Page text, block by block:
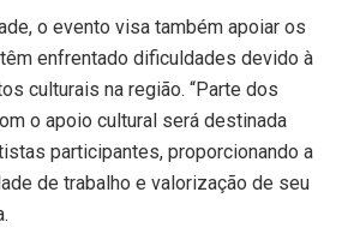
o evento visa também apoiar os
enfrentado dificuldades devido à
culturais na região. “Parte dos
o apoio cultural será destinada
participantes, proporcionando a
de trabalho e valorização de seu